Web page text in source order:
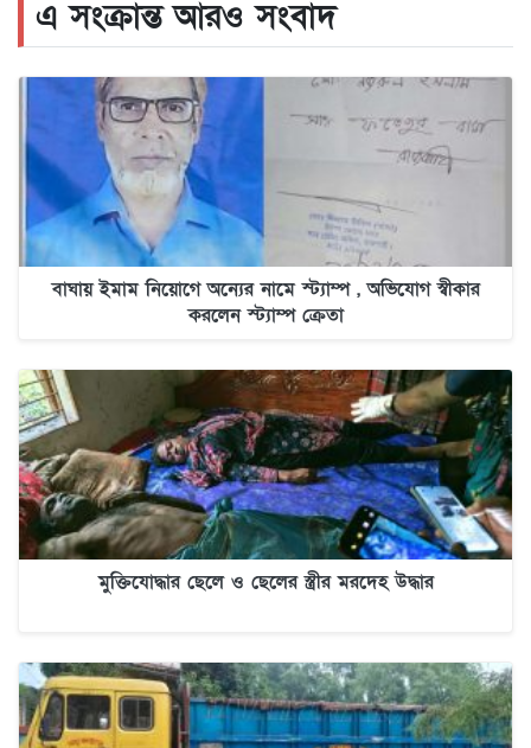
এ সংক্রান্ত আরও সংবাদ
বাঘায় ইমাম নিয়োগে অন্যের নামে স্ট্যাম্প , অভিযোগ স্বীকার
করলেন স্ট্যাম্প ক্রেতা
মুক্তিযোদ্ধার ছেলে ও ছেলের স্ত্রীর মরদেহ উদ্ধার